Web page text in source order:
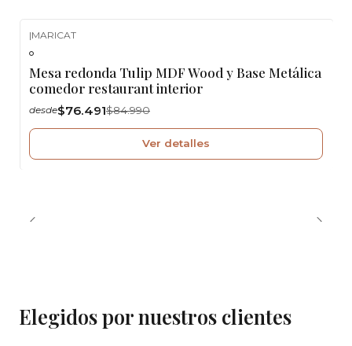
Agotado
|MARICAT
Mesa redonda Tulip MDF Wood y Base Metálica
comedor restaurant interior
desde$76.491$84.990
Ver detalles
Elegidos por nuestros clientes